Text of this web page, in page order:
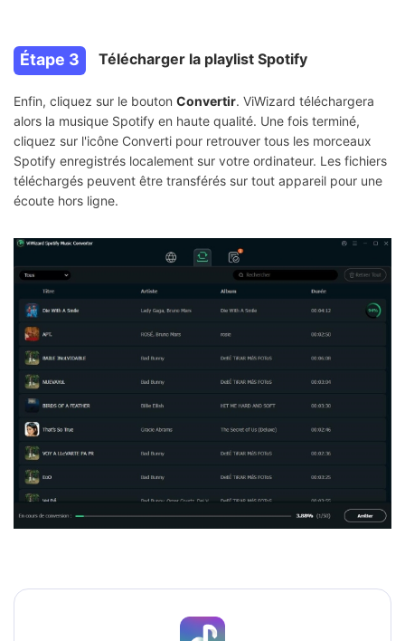
Étape 3 Télécharger la playlist Spotify
Enfin, cliquez sur le bouton Convertir. ViWizard téléchargera
alors la musique Spotify en haute qualité. Une fois terminé,
cliquez sur l'icône Converti pour retrouver tous les morceaux
Spotify enregistrés localement sur votre ordinateur. Les fichiers
téléchargés peuvent être transférés sur tout appareil pour une
écoute hors ligne.